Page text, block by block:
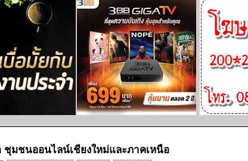
ชุมชนออนไลน์เชียงใหม่และภาคเหนือ